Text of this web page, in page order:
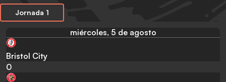
Jornada 1
miércoles, 5 de agosto
Bristol City
0